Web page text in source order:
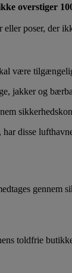
overstiger
eller poser, der
være
jakker og
disse
gennem
toldfrie